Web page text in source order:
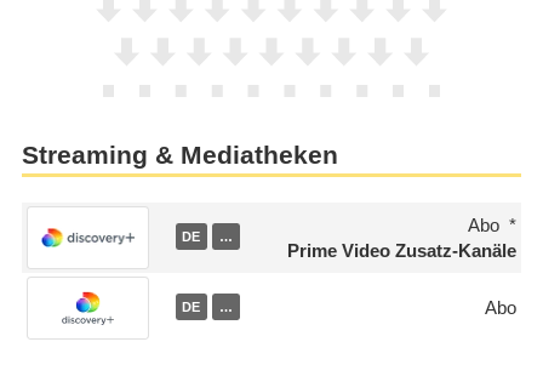
Streaming & Mediatheken
DE …
Abo
Prime Video Zusatz-Kanäle
DE … Abo